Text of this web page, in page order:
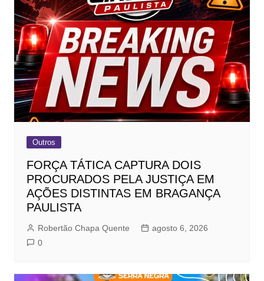
Outros
FORÇA TÁTICA CAPTURA DOIS
PROCURADOS PELA JUSTIÇA EM
AÇÕES DISTINTAS EM BRAGANÇA
PAULISTA
Robertão Chapa Quente
agosto 6, 2026
0